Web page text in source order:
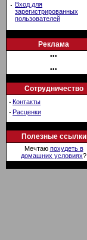
· Вход для
зарегистрированных
пользователей
Реклама
•••
•••
Сотрудничество
· Контакты
· Расценки
Полезные ссылки
Мечтаю похудеть в
домашних условиях?